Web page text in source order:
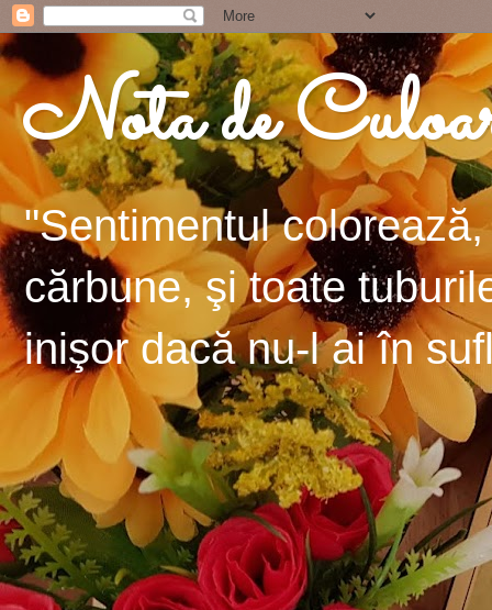
Nota de
"Sentimentul
cărbune, şi toate
inişor dacă nu-l ai în